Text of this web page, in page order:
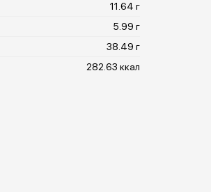
11.64 г
5.99 г
38.49 г
282.63 ккал